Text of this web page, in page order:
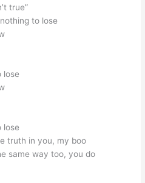
true”
to lose
lose
lose
truth in you, my boo
same way too, you do